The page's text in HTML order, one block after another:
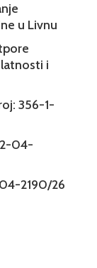
u Livnu
i
356-1-
04-
2190/26